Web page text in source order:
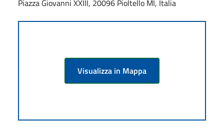
Piazza Giovanni XXIII, 20096 Pioltello MI, Italia
Visualizza in Mappa